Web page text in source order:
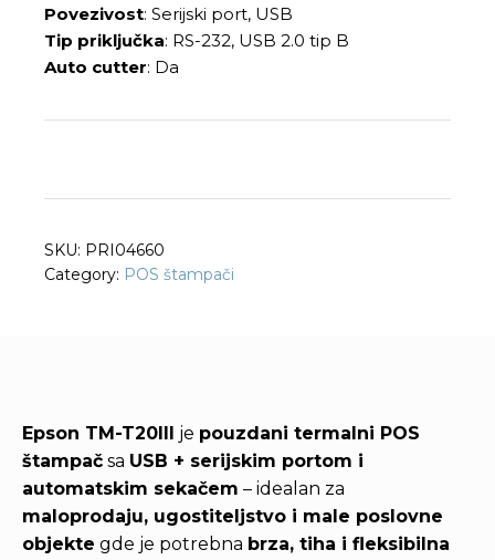
Povezivost: Serijski port, USB
Tip priključka: RS-232, USB 2.0 tip B
Auto cutter: Da
SKU: PRI04660
Category: POS štampači
Epson TM-T20III je pouzdani termalni POS
štampač sa USB + serijskim portom i
automatskim sekačem – idealan za
maloprodaju, ugostiteljstvo i male poslovne
objekte gde je potrebna brza, tiha i fleksibilna